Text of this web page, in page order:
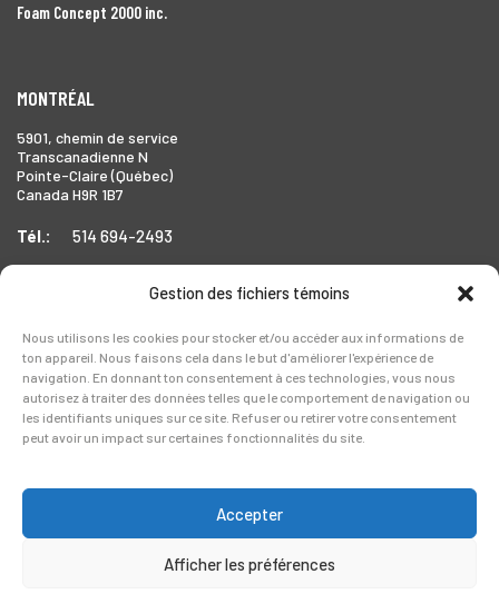
Gestion des fichiers témoins
Nous utilisons les cookies pour stocker et/ou accéder aux informations de
ton appareil. Nous faisons cela dans le but d'améliorer l'expérience de
navigation. En donnant ton consentement à ces technologies, vous nous
autorisez à traiter des données telles que le comportement de navigation ou
les identifiants uniques sur ce site. Refuser ou retirer votre consentement
peut avoir un impact sur certaines fonctionnalités du site.
Accepter
Afficher les préférences
Foam Concept 2000 inc.
MONTRÉAL
5901, chemin de service
Transcanadienne N
Pointe-Claire (Québec)
Canada H9R 1B7
Tél.: 514 694-2493
1999 Forbes Street,
Whitby (Ontario),
Canada L1N 7V4
Tél.: 905-728-0072